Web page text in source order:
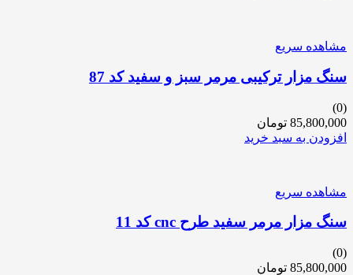
مشاهده سریع
سنگ مزار ترکیبی مرمر سبز و سفید کد 87
(0)
85,800,000 تومان
افزودن به سبد خرید
مشاهده سریع
سنگ مزار مرمر سفید طرح cnc کد 11
(0)
85,800,000 تومان